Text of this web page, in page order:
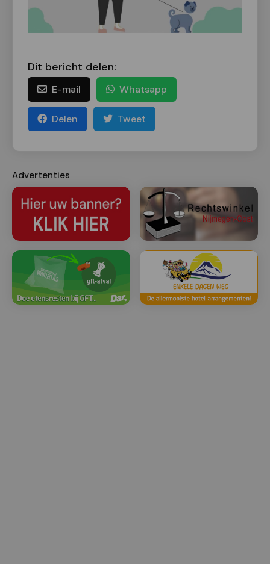
Dit bericht delen:
E-mail Whatsapp
Delen Tweet
Advertenties